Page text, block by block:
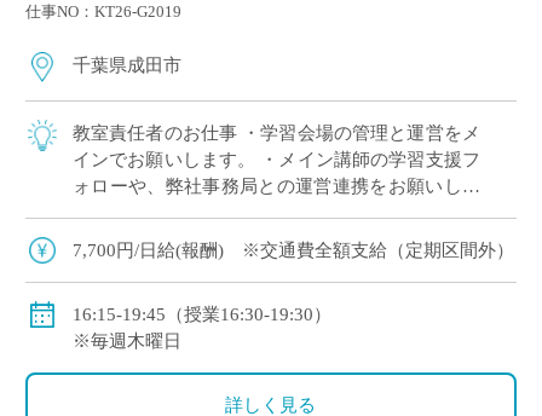
仕事NO：KT26-G2019
千葉県成田市
教室責任者のお仕事 ・学習会場の管理と運営をメ
インでお願いします。 ・メイン講師の学習支援フ
ォローや、弊社事務局との運営連携をお願いしま
7,700円/日給(報酬) ※交通費全額支給（定期区間外）
16:15-19:45（授業16:30-19:30）
※毎週木曜日
詳しく見る